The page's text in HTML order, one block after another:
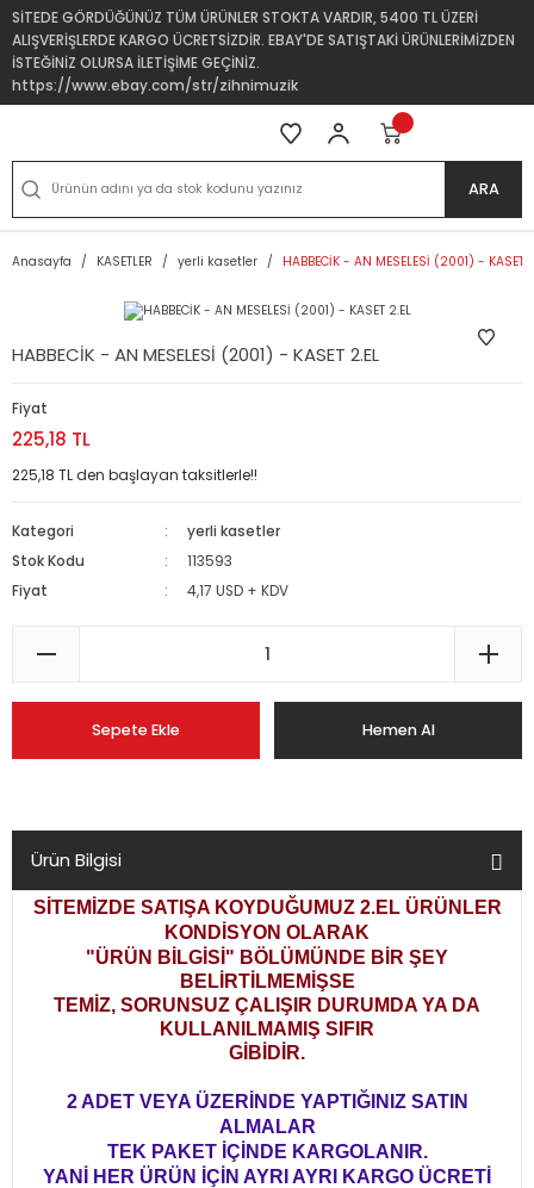
SİTEDE GÖRDÜĞÜNÜZ TÜM ÜRÜNLER STOKTA VARDIR, 5400 TL ÜZERİ
ALIŞVERİŞLERDE KARGO ÜCRETSİZDİR. EBAY'DE SATIŞTAKİ ÜRÜNLERİMİZDEN
İSTEĞİNİZ OLURSA İLETİŞİME GEÇİNİZ.
https://www.ebay.com/str/zihnimuzik
ARA
Anasayfa KASETLER yerli kasetler HABBECİK - AN MESELESİ (2001) - KASET
HABBECİK - AN MESELESİ (2001) - KASET 2.EL
Fiyat
225,18 TL
225,18 TL den başlayan taksitlerle!!
Kategori
yerli kasetler
Stok Kodu
113593
Fiyat
4,17 USD + KDV
Sepete Ekle Hemen Al
Ürün Bilgisi
SİTEMİZDE SATIŞA KOYDUĞUMUZ 2.EL ÜRÜNLER
KONDİSYON OLARAK
"ÜRÜN BİLGİSİ" BÖLÜMÜNDE BİR ŞEY
BELİRTİLMEMİŞSE
TEMİZ, SORUNSUZ ÇALIŞIR DURUMDA YA DA
KULLANILMAMIŞ SIFIR
GİBİDİR.
2 ADET VEYA ÜZERİNDE YAPTIĞINIZ SATIN
ALMALAR
TEK PAKET İÇİNDE KARGOLANIR.
YANİ HER ÜRÜN İÇİN AYRI AYRI KARGO ÜCRETİ